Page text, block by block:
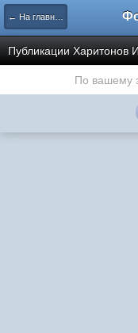
← На главную
Публикации Харитонов
По вашему